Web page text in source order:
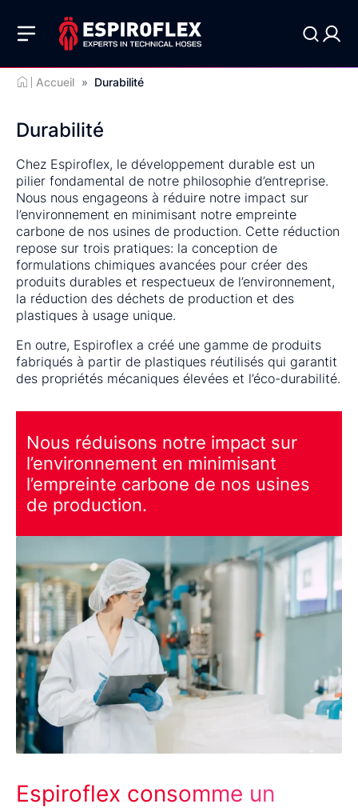
Accueil » Durabilité
Durabilité
Chez Espiroflex, le développement durable est un
pilier fondamental de notre philosophie d’entreprise.
Nous nous engageons à réduire notre impact sur
l’environnement en minimisant notre empreinte
carbone de nos usines de production. Cette réduction
repose sur trois pratiques: la conception de
formulations chimiques avancées pour créer des
produits durables et respectueux de l’environnement,
la réduction des déchets de production et des
plastiques à usage unique.
En outre, Espiroflex a créé une gamme de produits
fabriqués à partir de plastiques réutilisés qui garantit
des propriétés mécaniques élevées et l’éco-durabilité.
Nous réduisons notre impact sur
l’environnement en minimisant
l’empreinte carbone de nos usines
de production.
Espiroflex consomme un